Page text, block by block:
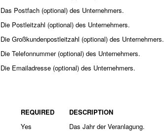
Das Postfach (optional) des Unternehmers.
Die Postleitzahl (optional) des Unternehmers.
Die Großkundenpostleitzahl (optional) des Unternehmers.
Die Telefonnummer (optional) des Unternehmers.
Die Emailadresse (optional) des Unternehmers.
REQUIRED
DESCRIPTION
Yes
Das Jahr der Veranlagung.